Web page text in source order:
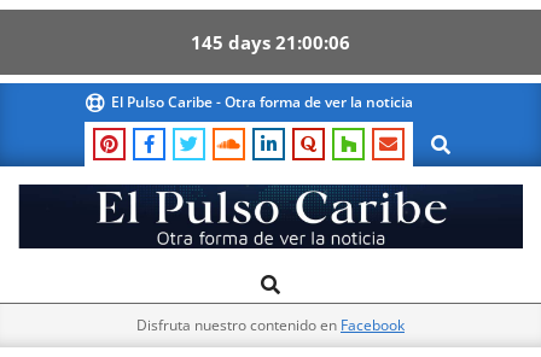
145 days 21 00 06
content
El Pulso Caribe - Otra forma de ver la noticia
Search
El
Pulso
Navigation
Search
Disfruta nuestro contenido en Facebook